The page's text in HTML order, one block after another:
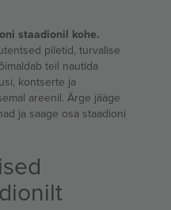
staadionil kohe.
piletid, turvalise
teil nautida
kontserte ja
areenil. Ärge jääge
ja saage osa staadioni